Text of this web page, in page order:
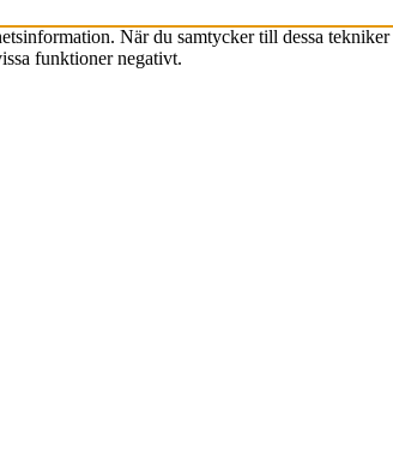
När du samtycker till dessa
funktioner negativt.